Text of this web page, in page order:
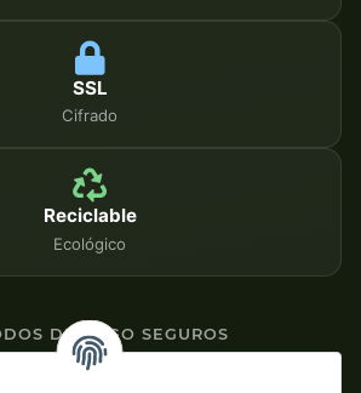
SSL
Cifrado
Reciclable
Ecológico
DE PAGO SEGUROS